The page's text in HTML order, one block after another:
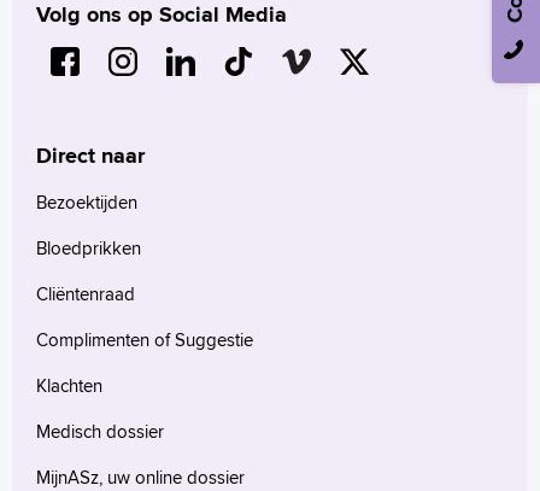
Volg ons op Social Media
Direct naar
Bezoektijden
Bloedprikken
Cliëntenraad
Complimenten of Suggestie
Klachten
Medisch dossier
MijnASz, uw online dossier